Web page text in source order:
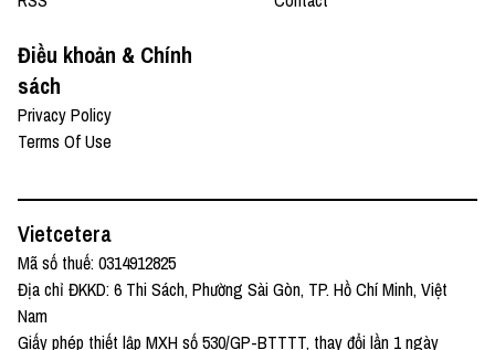
Điều khoản & Chính
sách
Privacy Policy
Terms Of Use
Vietcetera
Mã số thuế: 0314912825
Địa chỉ ĐKKD: 6 Thi Sách, Phường Sài Gòn, TP. Hồ Chí Minh, Việt
Nam
Giấy phép thiết lập MXH số 530/GP-BTTTT, thay đổi lần 1 ngày